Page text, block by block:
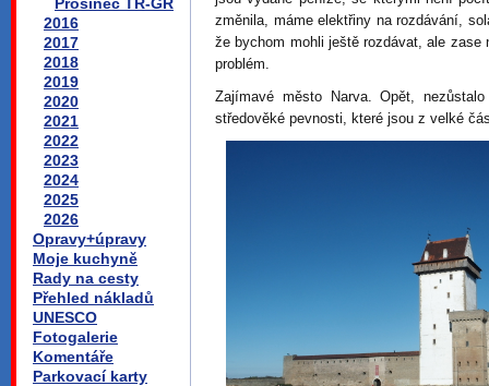
2016
2017
2018
2019
2020
2021
2022
2023
2024
2025
2026
Opravy+úpravy
Moje kuchyně
Rady na cesty
Přehled nákladů
UNESCO
Fotogalerie
Komentáře
Parkovací karty
změnila, máme elektřiny na rozdávání,
že bychom mohli ještě rozdávat, ale
problém.
Zajímavé město Narva. Opět,
středověké pevnosti, které jsou z velké